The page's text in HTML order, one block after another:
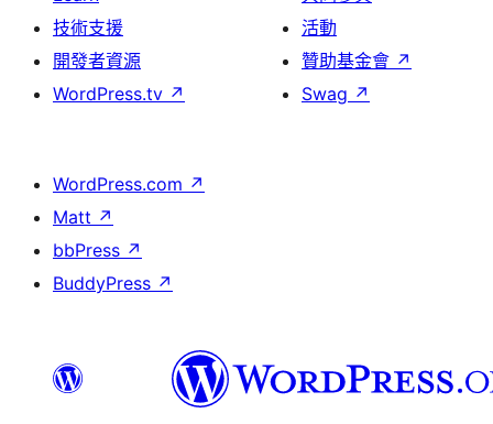
技術支援
開發者資源
WordPress.tv ↗
活動
贊助基金會 ↗
Swag ↗
WordPress.com ↗
Matt ↗
bbPress ↗
BuddyPress ↗